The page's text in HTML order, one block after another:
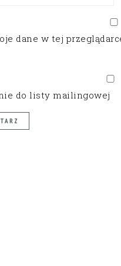
dane w tej
do listy mailingowej